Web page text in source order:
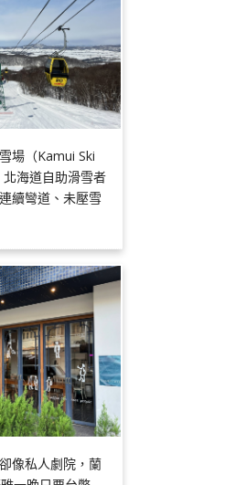
場（Kamui Ski
海道自助滑雪者
續彎道、未壓雪
像私人劇院，蘭